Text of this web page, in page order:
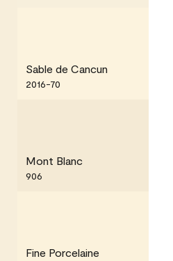
Sable de Cancun
2016-70
Mont Blanc
906
Fine Porcelaine